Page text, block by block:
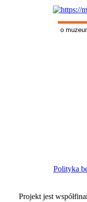
o
Polityka
Projekt jest